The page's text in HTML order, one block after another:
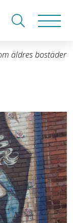
äldres bostäder